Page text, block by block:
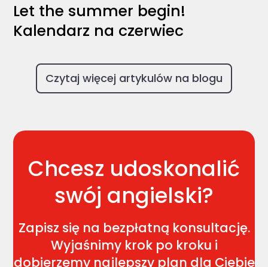
Let the summer begin!
Kalendarz na czerwiec
Czytaj więcej artykulów na blogu
Chcesz udoskonalić
swój angielski?
Zapisz się na bezpłatną konsultację.
Wyjaśnimy krok po kroku i
dobierzemy najlepszy plan dla Ciebie